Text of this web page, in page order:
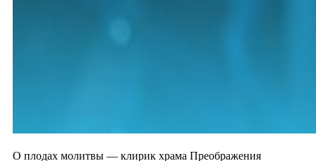
О плодах молитвы — клирик храма Преображения